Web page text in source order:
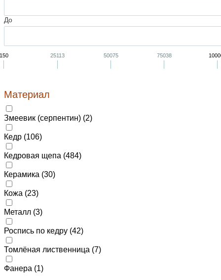
До
25113 50075 75038
Материал
Змеевик (серпентин) (2)
Кедр (106)
Кедровая щепа (484)
Керамика (30)
Кожа (23)
Металл (3)
Роспись по кедру (42)
Томлёная лиственница (7)
Фанера (1)